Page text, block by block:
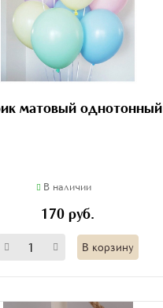
матовый однотонный
В наличии
170 руб.
В корзину